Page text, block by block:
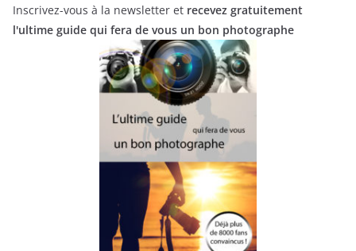
Inscrivez-vous à la newsletter et recevez gratuitement
l'ultime guide qui fera de vous un bon photographe